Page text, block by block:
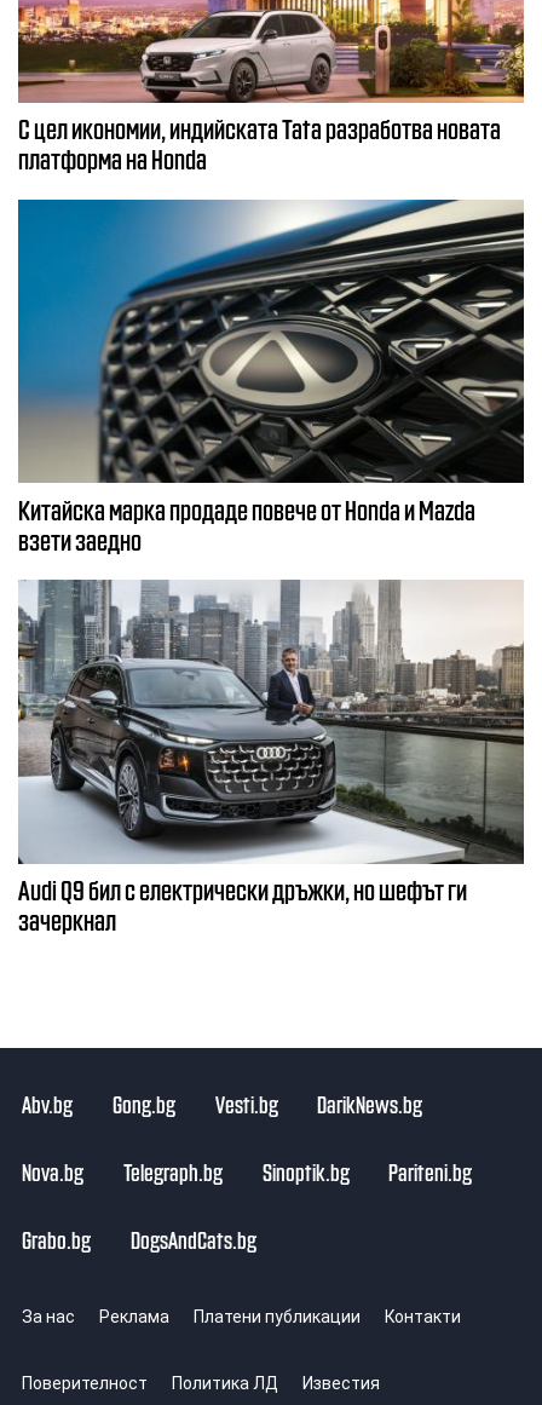
С цел икономии, индийската Tata разработва новата
платформа на Honda
Китайска марка продаде повече от Honda и Mazda
взети заедно
Audi Q9 бил с електрически дръжки, но шефът ги
зачеркнал
Abv.bg Gong.bg Vesti.bg DarikNews.bg
Nova.bg Telegraph.bg Sinoptik.bg Pariteni.bg
Grabo.bg DogsAndCats.bg
За нас Реклама Платени публикации Контакти
Поверителност Политика ЛД Известия